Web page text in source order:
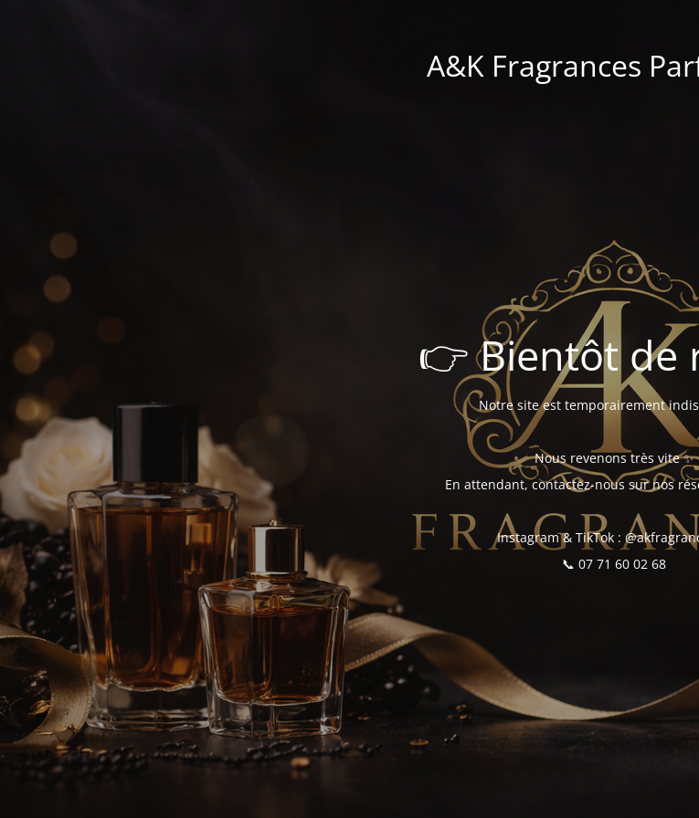
A&K Fragrances
👉 Bientôt de
Notre site est temporairement
Nous revenons très vite ✨
En attendant, contactez-nous sur nos
Instagram & TikTok :
📞 07 71 60 02 68